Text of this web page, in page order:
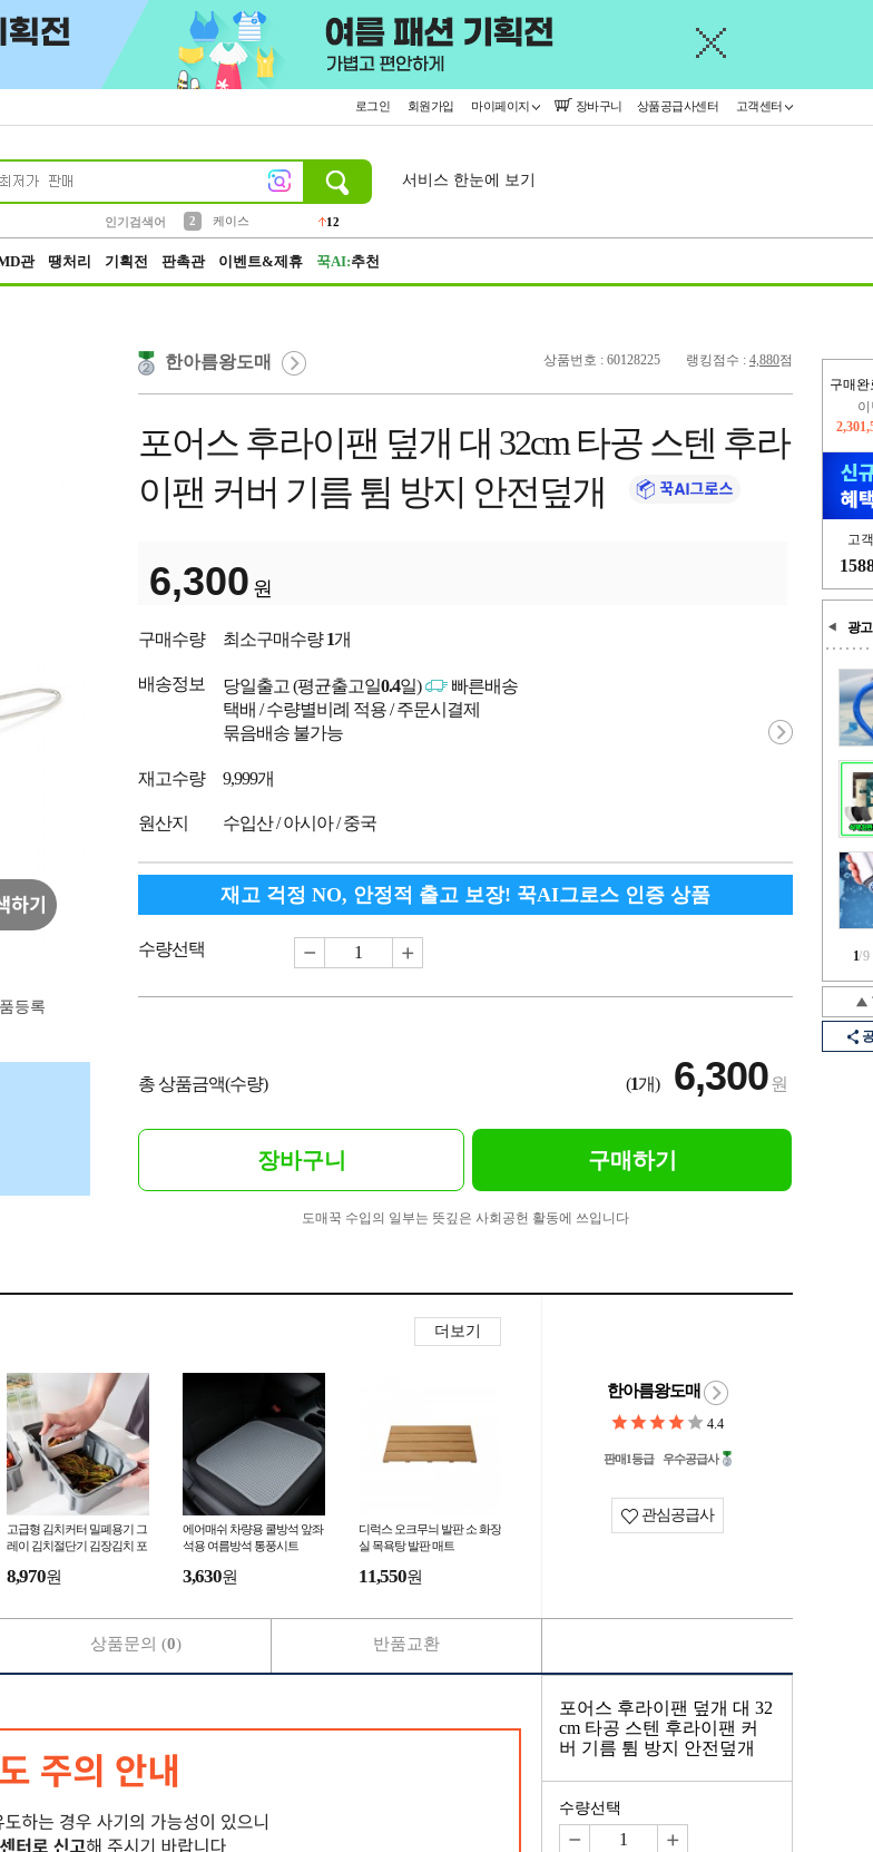
로그인 회원가입 마이페이지 장바구니 상품공급사센터 고객센터
인기검색어
2
케이스
12
서비스 한눈에 보기
관 땡처리 기획전 판촉관 이벤트&제휴 꾹AI:추천
구매완
고
광고
1/9
등록
상품번호 : 60128225 랭킹점수 : 4,880점
한아름왕도매
포어스 후라이팬 덮개 대 32cm 타공 스텐 후라
이팬 커버 기름 튐 방지 안전덮개
6,300 원
구매수량 최소구매수량1개
배송정보 당일출고 (평균출고일0.4일)
빠른배송
택배 / 수량별비례 적용 / 주문시결제
묶음배송 불가능
재고수량 9,999개
원산지 수입산 / 아시아 / 중국
재고 걱정 NO, 안정적 출고 보장! 꾹AI그로스 인증 상품
수량선택
총 상품금액(수량) (1개) 6,300원
장바구니 구매하기
도매꾹 수입의 일부는 뜻깊은 사회공헌 활동에 쓰입니다
더보기
고급형 김치커터 밀폐용기 그
레이 김치절단기 김장김치 포
커팅보관통 칼내장
8,970원
에어매쉬 차량용 쿨방석 앞좌
석용 여름방석 통풍시트
3,630원
디럭스 오크무늬 발판 소 화장
실 목욕탕 발판 매트
11,550원
한아름왕도매
4.4
판매1등급 우수공급사
관심공급사
상품문의 (0) 반품교환
포어스 후라이팬 덮개 대 32
cm 타공 스텐 후라이팬 커
버 기름 튐 방지 안전덮개
수량선택